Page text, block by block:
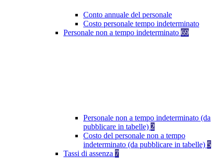
Conto annuale del personale
Costo personale tempo indeterminato
Personale non a tempo indeterminato 69
Personale non a tempo indeterminato (da
pubblicare in tabelle) 2
Costo del personale non a tempo
indeterminato (da pubblicare in tabelle) 5
Tassi di assenza 7